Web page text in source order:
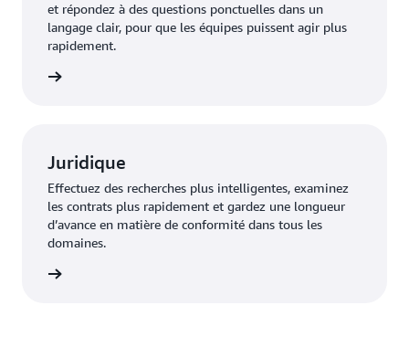
et répondez à des questions ponctuelles dans un
langage clair, pour que les équipes puissent agir plus
rapidement.
Juridique
Effectuez des recherches plus intelligentes, examinez
les contrats plus rapidement et gardez une longueur
d’avance en matière de conformité dans tous les
domaines.